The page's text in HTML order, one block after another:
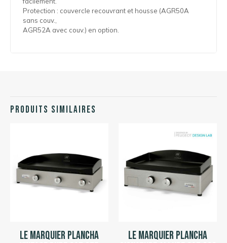
Protection : couvercle recouvrant et housse (AGR50A
sans couv.,
AGR52A avec couv.) en option.
Produits similaires
Le Marquier Plancha
Le Marquier Plancha